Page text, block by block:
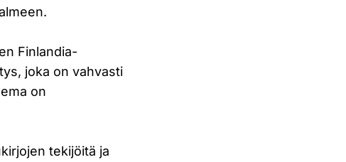
Finlandia-
joka on vahvasti
on
tekijöitä ja